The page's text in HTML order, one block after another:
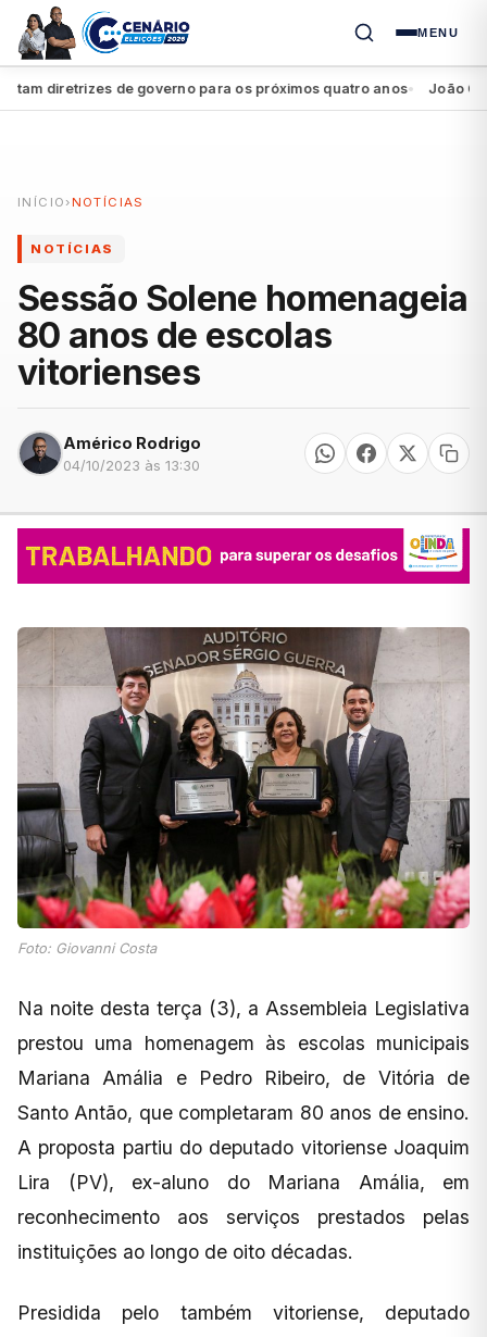
MENU
diretrizes de governo para os próximos quatro anos ● João
INÍCIO › NOTÍCIAS
NOTÍCIAS
Sessão Solene homenageia
80 anos de escolas
vitorienses
Américo Rodrigo
04/10/2023 às 13:30
Foto: Giovanni Costa
Na noite desta terça (3), a Assembleia Legislativa
prestou uma homenagem às escolas municipais
Mariana Amália e Pedro Ribeiro, de Vitória de
Santo Antão, que completaram 80 anos de ensino.
A proposta partiu do deputado vitoriense Joaquim
Lira (PV), ex-aluno do Mariana Amália, em
reconhecimento aos serviços prestados pelas
instituições ao longo de oito décadas.
Presidida pelo também vitoriense, deputado